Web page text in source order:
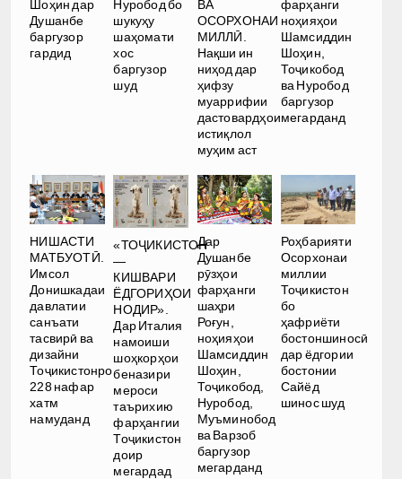
Шоҳин дар
Душанбе
баргузор
гардид
Нуробод бо
шукуҳу
шаҳомати
хос
баргузор
шуд
ВА
ОСОРХОНАИ
МИЛЛӢ.
Нақши ин
ниҳод дар
ҳифзу
муаррифии
дастовардҳои
истиқлол
муҳим аст
фарҳанги
ноҳияҳои
Шамсиддин
Шоҳин,
Тоҷикобод
ва Нуробод
баргузор
мегарданд
НИШАСТИ
МАТБУОТӢ.
Имсол
Донишкадаи
давлатии
санъати
тасвирӣ ва
дизайни
Тоҷикистонро
228 нафар
хатм
намуданд
«ТОҶИКИСТОН
—
КИШВАРИ
ЁДГОРИҲОИ
НОДИР».
Дар Италия
намоиши
шоҳкорҳои
беназири
мероси
таърихию
фарҳангии
Тоҷикистон
доир
мегардад
Дар
Душанбе
рӯзҳои
фарҳанги
шаҳри
Роғун,
ноҳияҳои
Шамсиддин
Шоҳин,
Тоҷикобод,
Нуробод,
Муъминобод
ва Варзоб
баргузор
мегарданд
Роҳбарияти
Осорхонаи
миллии
Тоҷикистон
бо
ҳафриёти
бостоншиносӣ
дар ёдгории
бостонии
Сайёд
шинос шуд